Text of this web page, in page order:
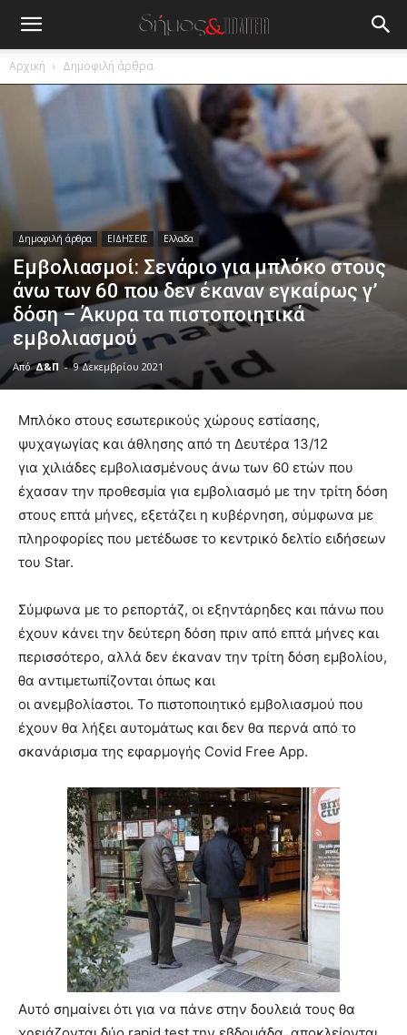
Αρχική Δημοφιλή άρθρα
Δημοφιλή άρθρα ΕΙΔΗΣΕΙΣ Ελλαδα
Εμβολιασμοί: Σενάριο για μπλόκο στους
άνω των 60 που δεν έκαναν εγκαίρως γ’
δόση – Άκυρα τα πιστοποιητικά
εμβολιασμού
Από Δ&Π - 9 Δεκεμβρίου 2021
lesbians
very
cam
show.desi
xxx
brandi
teaches
meaning
pain.
pornhun
porn
Mπλόκο στους εσωτερικούς χώρους εστίασης,
ψυχαγωγίας και άθλησης από τη Δευτέρα 13/12
για χιλιάδες εμβολιασμένους άνω των 60 ετών που
έχασαν την προθεσμία για εμβολιασμό με την τρίτη δόση
στους επτά μήνες, εξετάζει η κυβέρνηση, σύμφωνα με
πληροφορίες που μετέδωσε το κεντρικό δελτίο ειδήσεων
του Star.
Σύμφωνα με το ρεπορτάζ, οι εξηντάρηδες και πάνω που
έχουν κάνει την δεύτερη δόση πριν από επτά μήνες και
περισσότερο, αλλά δεν έκαναν την τρίτη δόση εμβολίου,
θα αντιμετωπίζονται όπως και
οι ανεμβολίαστοι. Το πιστοποιητικό εμβολιασμού που
έχουν θα λήξει αυτομάτως και δεν θα περνά από το
σκανάρισμα της εφαρμογής Covid Free App.
Αυτό σημαίνει ότι για να πάνε στην δουλειά τους θα